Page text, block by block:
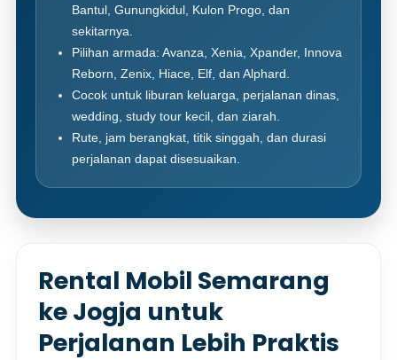
Bantul, Gunungkidul, Kulon Progo, dan
sekitarnya.
Pilihan armada: Avanza, Xenia, Xpander, Innova
Reborn, Zenix, Hiace, Elf, dan Alphard.
Cocok untuk liburan keluarga, perjalanan dinas,
wedding, study tour kecil, dan ziarah.
Rute, jam berangkat, titik singgah, dan durasi
perjalanan dapat disesuaikan.
Rental Mobil Semarang
ke Jogja untuk
Perjalanan Lebih Praktis